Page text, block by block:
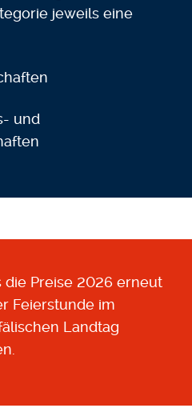
jeweils eine
und
die Preise 2026 erneut
Feierstunde im
Landtag